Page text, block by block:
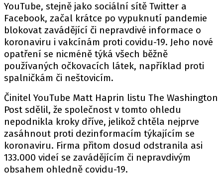
YouTube, stejně jako sociální sítě Twitter a
Facebook, začal krátce po vypuknutí pandemie
blokovat zavádějící či nepravdivé informace o
koronaviru i vakcínám proti covidu-19. Jeho nové
opatření se nicméně týká všech běžně
používaných očkovacích látek, například proti
spalničkám či neštovicím.
Činitel YouTube Matt Haprin listu The Washington
Post sdělil, že společnost v tomto ohledu
nepodnikla kroky dříve, jelikož chtěla nejprve
zasáhnout proti dezinformacím týkajícím se
koronaviru. Firma přitom dosud odstranila asi
133.000 videí se zavádějícím či nepravdivým
obsahem ohledně covidu-19.